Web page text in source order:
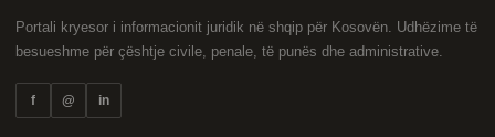
Portali kryesor i informacionit juridik në shqip për Kosovën. Udhëzime të
besueshme për çështje civile, penale, të punës dhe administrative.
f @ in